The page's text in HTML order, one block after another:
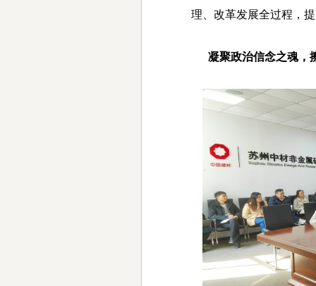
理、改革发展全过程，
凝聚政治信念之魂，